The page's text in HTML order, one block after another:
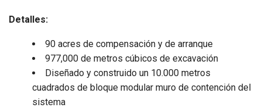
Detalles:
90 acres de compensación y de arranque
977,000 de metros cúbicos de excavación
Diseñado y construido un 10.000 metros
cuadrados de bloque modular muro de contención del
sistema